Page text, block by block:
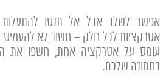
אפשר לשלב אבל אל תנסו להתעלות
אטרקציות לכל חלק – חשוב לא להעמיס
עומס על אטרקציה אחת, חשפו את
בחתונה שלכם.